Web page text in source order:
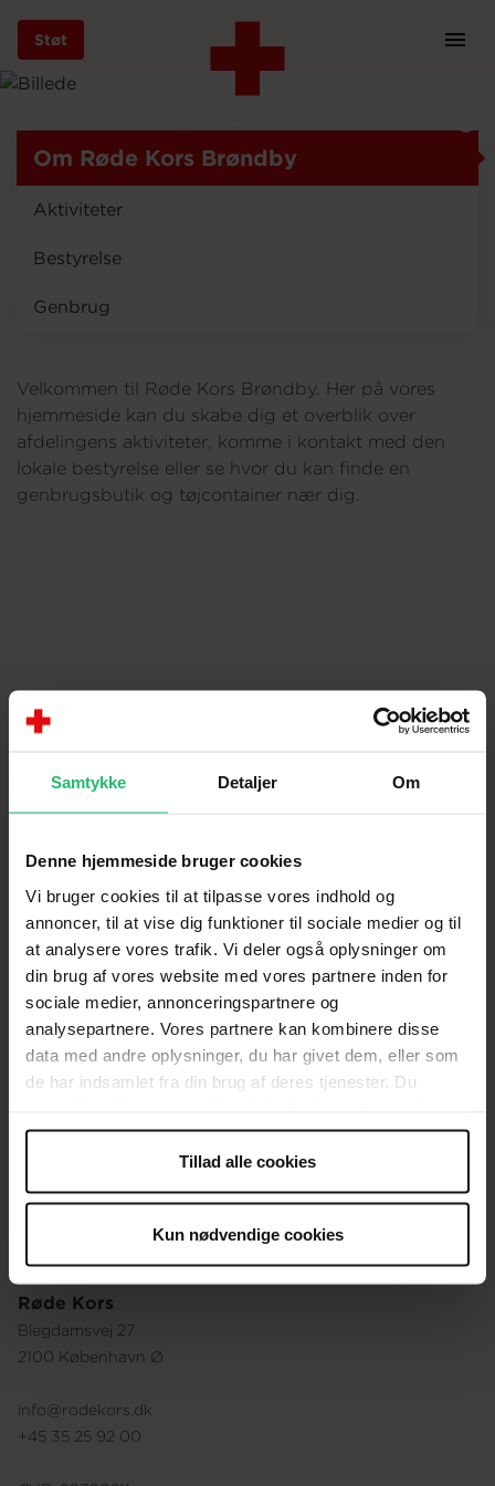
Samtykke Detaljer Om
Denne hjemmeside bruger cookies
Vi bruger cookies til at tilpasse vores indhold og
annoncer, til at vise dig funktioner til sociale medier og til
at analysere vores trafik. Vi deler også oplysninger om
din brug af vores website med vores partnere inden for
sociale medier, annonceringspartnere og
analysepartnere. Vores partnere kan kombinere disse
data med andre oplysninger, du har givet dem, eller som
de har indsamlet fra din brug af deres tjenester. Du
anvende vores hjemmeside.
Tillad alle cookies
Kun nødvendige cookies
Gå
hovedindhold
Støt
Bliv frivillig
Vores indsatser
Genbrug
Om Røde Kors Brøndby
Om Røde Kors Brøndby
Aktiviteter
Bestyrelse
Genbrug
Velkommen til Røde Kors Brøndby. Her på vores
hjemmeside kan du skabe dig et overblik over
afdelingens aktiviteter, komme i kontakt med den
lokale bestyrelse eller se hvor du kan finde en
genbrugsbutik og tøjcontainer nær dig.
Røde Kors
Blegdamsvej 27
2100 København Ø
info@rodekors.dk
+45 35 25 92 00
Brug for hjælp
Presse
Afdelinger
Spørgsmål om donation og medlemskab
OM OS
Organisationen
Ledige stillinger
Besøg vores webshop